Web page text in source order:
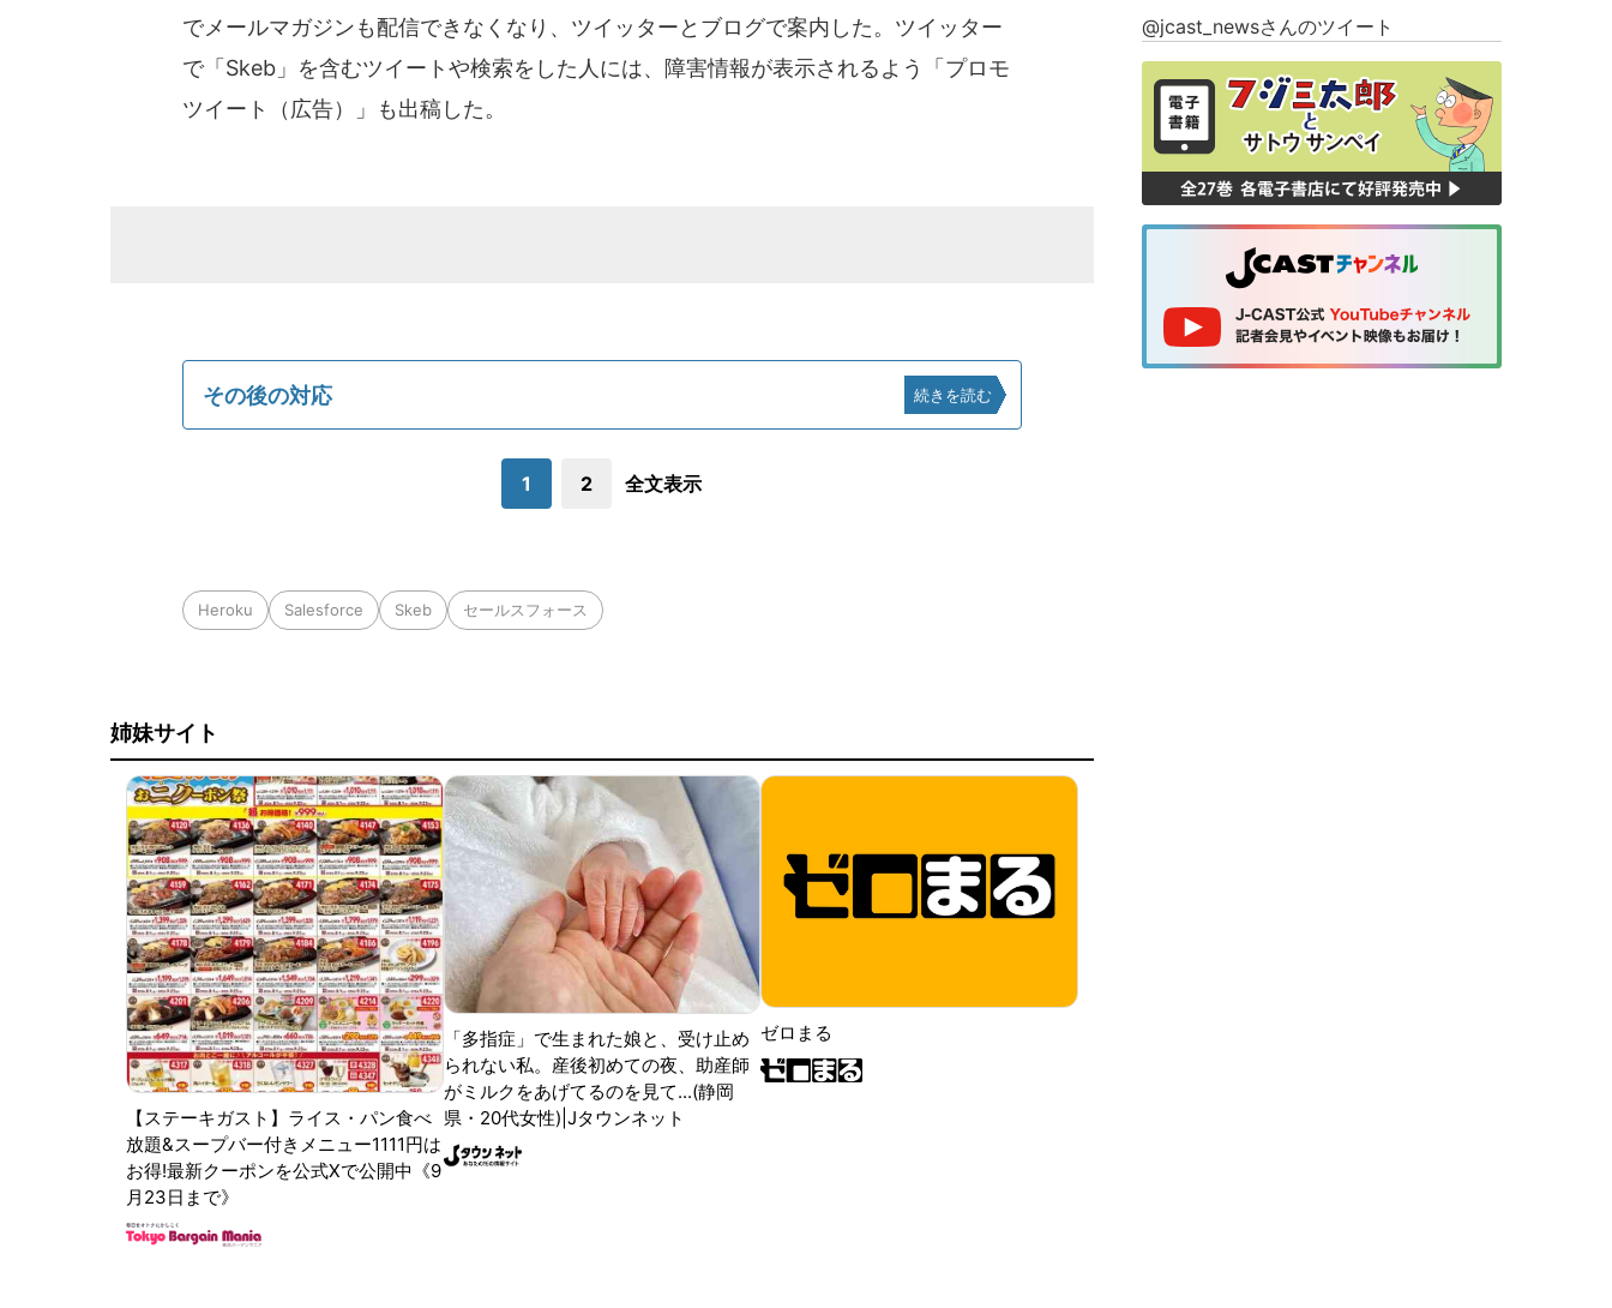
でメールマガジンも配信できなくなり、ツイッターとブログで案内した。ツイッター
で「Skeb」を含むツイートや検索をした人には、障害情報が表示されるよう「プロモ
ツイート（広告）」も出稿した。
その後の対応 続きを読む
1 2 全文表示
Heroku Salesforce Skeb セールスフォース
姉妹サイト
【ステーキガスト】ライス・パン食べ
放題&スープバー付きメニュー1111円は
お得!最新クーポンを公式Xで公開中《9
月23日まで》
「多指症」で生まれた娘と、受け止め
られない私。産後初めての夜、助産師
がミルクをあげてるのを見て...(静岡
県・20代女性)|Jタウンネット
ゼロまる
@jcast_newsさんのツイート